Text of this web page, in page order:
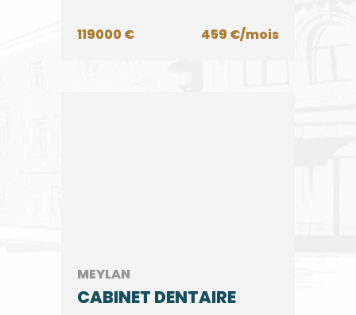
119000 € 459 €/mois
MEYLAN
CABINET DENTAIRE